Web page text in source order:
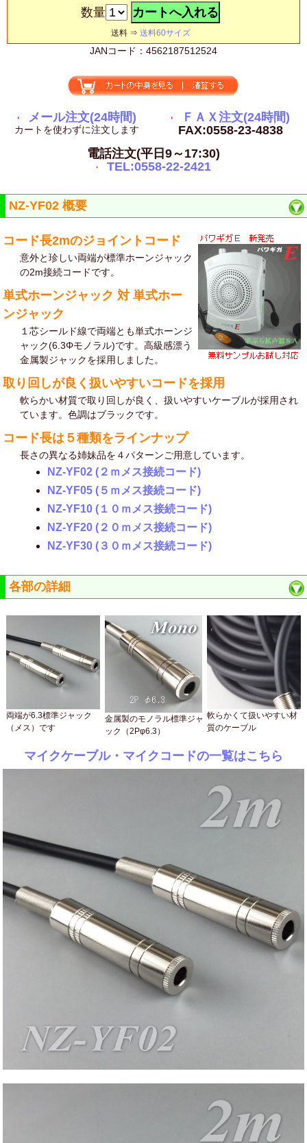
数量
送料 ⇒ 送料60サイズ
JANコード：4562187512524
メール注文(24時間)
カートを使わずに注文します
ＦＡＸ注文(24時間)
FAX:0558-23-4838
電話注文(平日9～17:30)
TEL:0558-22-2421
NZ-YF02 概要
コード長2mのジョイントコード
意外と珍しい両端が標準ホーンジャック
の2m接続コードです。
単式ホーンジャック 対 単式ホー
ンジャック
１芯シールド線で両端とも単式ホーンジ
ャック(6.3Φモノラル)です。高級感漂う
金属製ジャックを採用しました。
取り回しが良く扱いやすいコードを採用
軟らかい材質で取り回しが良く、扱いやすいケーブルが採用され
ています。色調はブラックです。
コード長は５種類をラインナップ
長さの異なる姉妹品を４パターンご用意しています。
NZ-YF02 (２ｍメス接続コード)
NZ-YF05 (５ｍメス接続コード)
NZ-YF10 (１０ｍメス接続コード)
NZ-YF20 (２０ｍメス接続コード)
NZ-YF30 (３０ｍメス接続コード)
各部の詳細
両端が6.3標準ジャック
（メス）です
金属製のモノラル標準ジャ
ック（2Pφ6.3）
軟らかくて扱いやすい材
質のケーブル
マイクケーブル・マイクコードの一覧はこちら